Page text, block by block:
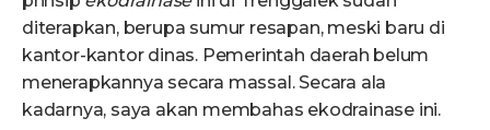
diterapkan, berupa sumur resapan, meski baru di
kantor-kantor dinas. Pemerintah daerah belum
menerapkannya secara massal. Secara ala
kadarnya, saya akan membahas ekodrainase ini.